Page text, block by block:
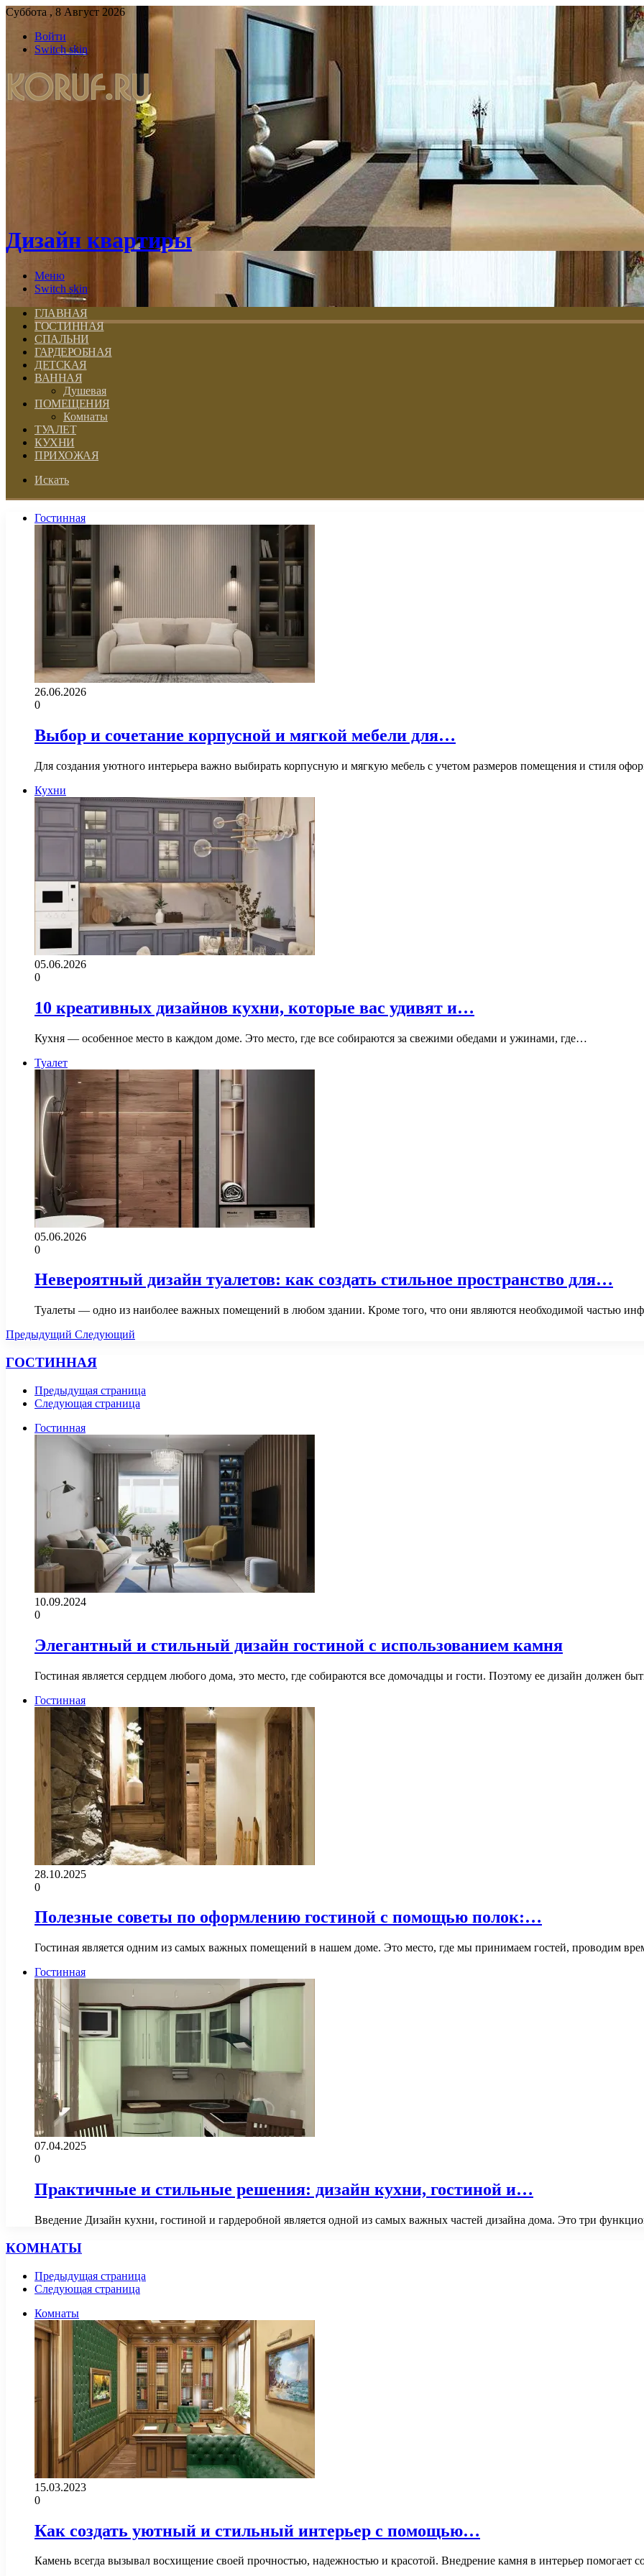
Суббота , 8 Август 2026
Войти
Switch skin
Дизайн квартиры
Меню
Switch skin
ГЛАВНАЯ
ГОСТИННАЯ
СПАЛЬНИ
ГАРДЕРОБНАЯ
ДЕТСКАЯ
ВАННАЯ
Душевая
ПОМЕЩЕНИЯ
Комнаты
ТУАЛЕТ
КУХНИ
ПРИХОЖАЯ
Искать
Гостинная
26.06.2026
0
Выбор и сочетание корпусной и мягкой мебели для…
Для создания уютного интерьера важно выбирать корпусную и мягкую мебель с учетом размеров помещения и стиля
Кухни
05.06.2026
0
10 креативных дизайнов кухни, которые вас удивят и…
Кухня — особенное место в каждом доме. Это место, где все собираются за свежими обедами и ужинами, где…
Туалет
05.06.2026
0
Невероятный дизайн туалетов: как создать стильное пространство для…
Туалеты — одно из наиболее важных помещений в любом здании. Кроме того, что они являются необходимой частью
Предыдущий Следующий
ГОСТИННАЯ
Предыдущая страница
Следующая страница
Гостинная
10.09.2024
0
Элегантный и стильный дизайн гостиной с использованием камня
Гостиная является сердцем любого дома, это место, где собираются все домочадцы и гости. Поэтому ее дизайн должен
Гостинная
28.10.2025
0
Полезные советы по оформлению гостиной с помощью полок:…
Гостиная является одним из самых важных помещений в нашем доме. Это место, где мы принимаем гостей, проводим
Гостинная
07.04.2025
0
Практичные и стильные решения: дизайн кухни, гостиной и…
Введение Дизайн кухни, гостиной и гардеробной является одной из самых важных частей дизайна дома. Это три
КОМНАТЫ
Предыдущая страница
Следующая страница
Комнаты
15.03.2023
0
Как создать уютный и стильный интерьер с помощью…
Камень всегда вызывал восхищение своей прочностью, надежностью и красотой. Внедрение камня в интерьер помогает